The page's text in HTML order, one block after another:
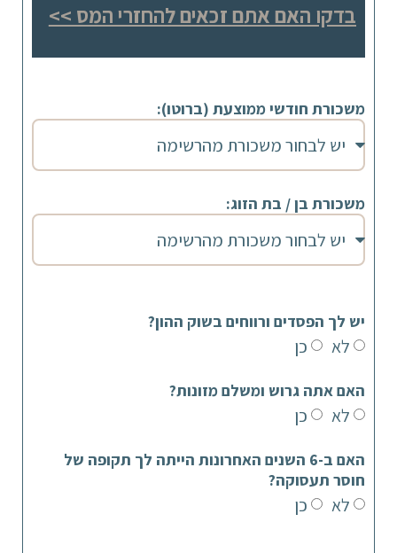
בדקו האם אתם זכאים להחזרי המס >>
משכורת חודשי ממוצעת (ברוטו):
משכורת בן / בת הזוג:
יש לך הפסדים ורווחים בשוק ההון?
לא כן
האם אתה גרוש ומשלם מזונות?
לא כן
האם ב-6 השנים האחרונות הייתה לך תקופה של
חוסר תעסוקה?
לא כן